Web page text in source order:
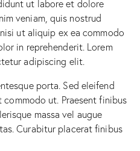
ut labore et dolore
veniam, quis nostrud
ut aliquip ex ea commodo
in reprehenderit. Lorem
adipiscing elit.
porta. Sed eleifend
ut. Praesent finibus
massa vel augue
Curabitur placerat finibus